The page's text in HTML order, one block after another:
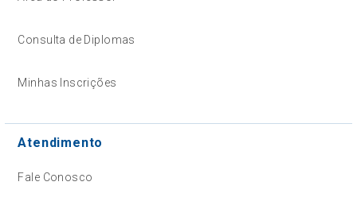
Consulta de Diplomas
Minhas Inscrições
Atendimento
Fale Conosco